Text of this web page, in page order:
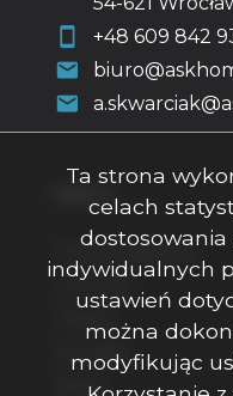
+48 609 842
Strona główna
O firmie
Kontakt
Rodo
Ta strona
celach
dostosowania
indywidualnych
ustawień
można
modyfikując